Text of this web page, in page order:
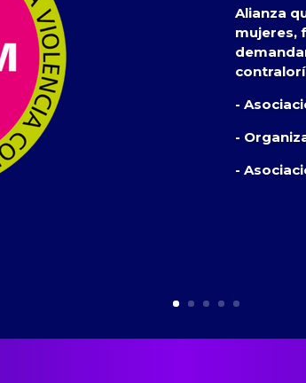
Alianza
mujeres,
-
-
-